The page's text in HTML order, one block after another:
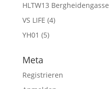
HLTW13 Bergheidengasse
VS LIFE (4)
YH01 (5)
Meta
Registrieren